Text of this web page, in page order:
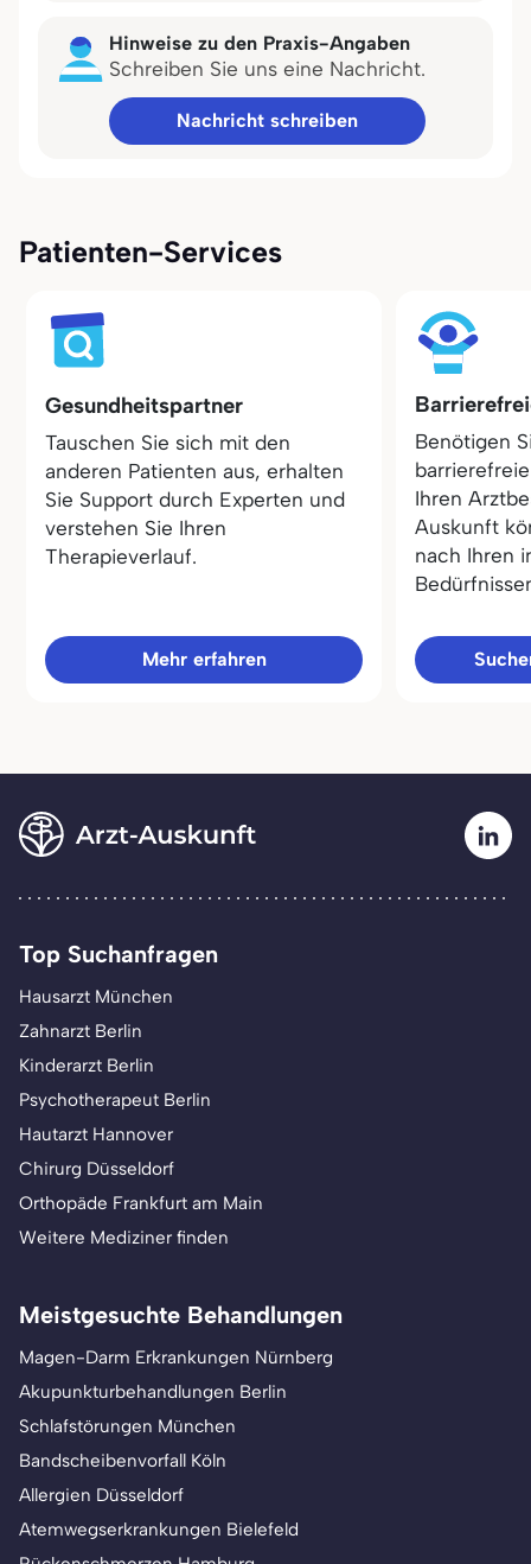
Hinweise zu den Praxis-Angaben
Schreiben Sie uns eine Nachricht.
Nachricht schreiben
Patienten-Services
Gesundheitspartner
Tauschen Sie sich mit den
anderen Patienten aus, erhalten
Sie Support durch Experten und
verstehen Sie Ihren
Therapieverlauf.
Mehr erfahren
Benötigen
Ihren
Auskunft
nach Ihren
Top Suchanfragen
Hausarzt München
Zahnarzt Berlin
Kinderarzt Berlin
Psychotherapeut Berlin
Hautarzt Hannover
Chirurg Düsseldorf
Orthopäde Frankfurt am Main
Weitere Mediziner finden
Meistgesuchte Behandlungen
Magen-Darm Erkrankungen Nürnberg
Akupunkturbehandlungen Berlin
Schlafstörungen München
Bandscheibenvorfall Köln
Allergien Düsseldorf
Atemwegserkrankungen Bielefeld